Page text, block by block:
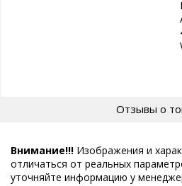
Отзывы о
Внимание!!! Изображения и
отличаться от реальных
уточняйте информацию у